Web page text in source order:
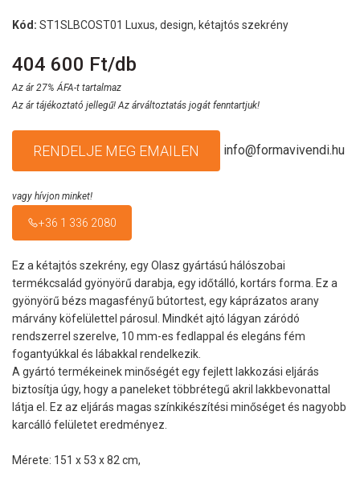
Kód: ST1SLBCOST01 Luxus, design, kétajtós szekrény
404 600 Ft/db
Az ár 27% ÁFA-t tartalmaz
Az ár tájékoztató jellegű! Az árváltoztatás jogát fenntartjuk!
RENDELJE MEG EMAILEN info@formavivendi.hu
vagy hívjon minket!
+36 1 336 2080
Ez a kétajtós szekrény, egy Olasz gyártású hálószobai
termékcsalád gyönyörű darabja, egy időtálló, kortárs forma. Ez a
gyönyörű bézs magasfényű bútortest, egy káprázatos arany
márvány köfelülettel párosul. Mindkét ajtó lágyan záródó
rendszerrel szerelve, 10 mm-es fedlappal és elegáns fém
fogantyúkkal és lábakkal rendelkezik.
A gyártó termékeinek minőségét egy fejlett lakkozási eljárás
biztosítja úgy, hogy a paneleket többrétegű akril lakkbevonattal
látja el. Ez az eljárás magas színkikészítési minőséget és nagyobb
karcálló felületet eredményez.
Mérete: 151 x 53 x 82 cm,